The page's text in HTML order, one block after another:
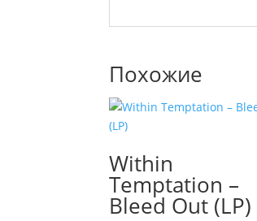
Похожие
Within
Temptation –
Bleed Out (LP)